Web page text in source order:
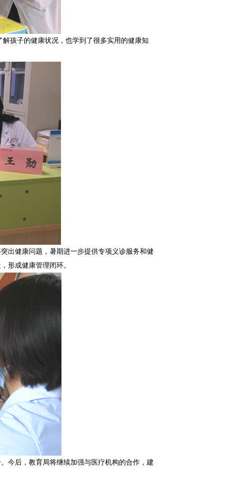
孩子的健康状况，也学到了很多实用的健康知
出健康问题，暑期进一步提供专项义诊服务和健
形成健康管理闭环。
今后，教育局将继续加强与医疗机构的合作，建